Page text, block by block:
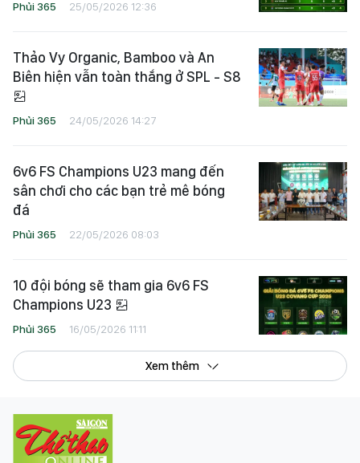
Phủi 365 25/05/2026 12:36
Thảo Vy Organic, Bamboo và An
Biên hiện vẫn toàn thắng ở SPL - S8
Phủi 365 24/05/2026 14:27
6v6 FS Champions U23 mang đến
sân chơi cho các bạn trẻ mê bóng
đá
Phủi 365 22/05/2026 08:03
10 đội bóng sẽ tham gia 6v6 FS
Champions U23
Phủi 365 16/05/2026 11:11
Xem thêm